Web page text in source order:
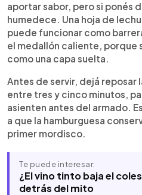
aportar sabor, pero si ponés
humedece. Una hoja de
puede funcionar como
el medallón caliente, porque
como una capa suelta.
Antes de servir, dejá reposar
entre tres y cinco minutos,
asienten antes del armado.
a que la hamburguesa
primer mordisco.
Te puede interesar:
¿El vino tinto baja el
detrás del mito